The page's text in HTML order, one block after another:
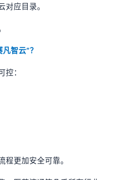
对应目录。
智云”？
控：
更加安全可靠。